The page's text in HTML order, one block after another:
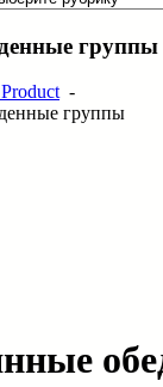
группы
Product-
группы